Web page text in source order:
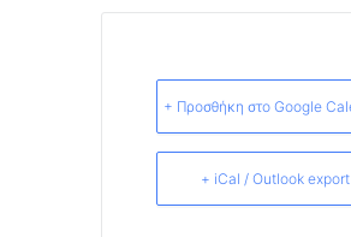
+ Προσθήκη στο Google
+ iCal / Outlook export